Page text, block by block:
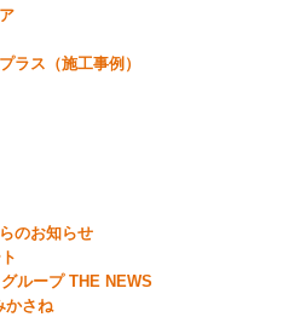
ラス（施工事例）
のお知らせ
ループ THE NEWS
かさね